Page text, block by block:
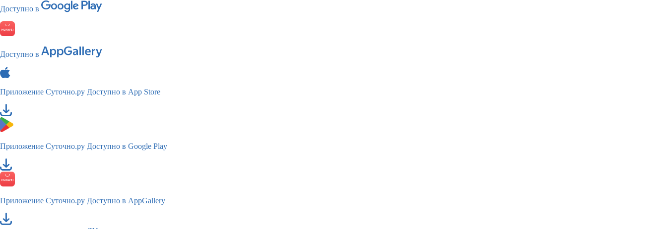
Доступно в
Доступно в
Приложение Суточно.ру Доступно в App Store
Приложение Суточно.ру Доступно в Google Play
Приложение Суточно.ру Доступно в AppGallery